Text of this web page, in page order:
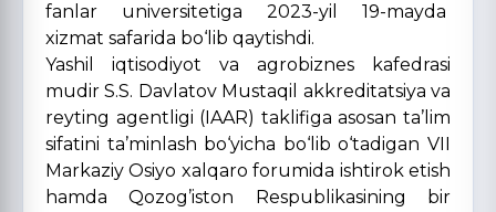
fanlar universitetiga 2023-yil 19-mayda
xizmat safarida bo‘lib qaytishdi.
Yashil iqtisodiyot va agrobiznes kafedrasi
mudir S.S. Davlatov Mustaqil akkreditatsiya va
reyting agentligi (IAAR) taklifiga asosan ta’lim
sifatini ta’minlash bo‘yicha bo‘lib o‘tadigan VII
Markaziy Osiyo xalqaro forumida ishtirok etish
hamda Qozog’iston Respublikasining bir